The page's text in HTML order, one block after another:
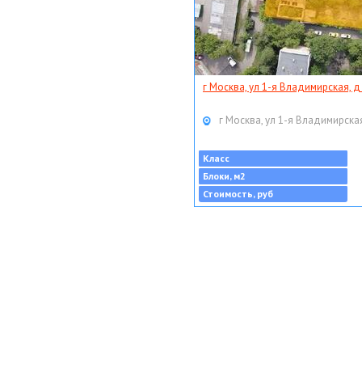
г Москва, ул 1-я Владимирская, д
г Москва, ул 1-я
Класс
Блоки, м2
Стоимость, руб